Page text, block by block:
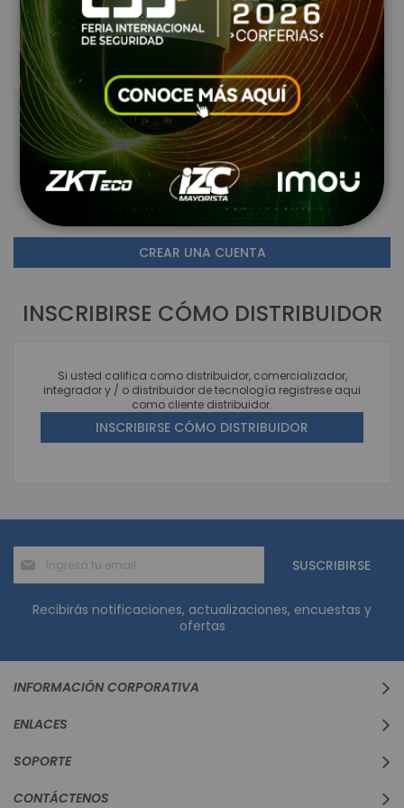
ENTRAR
¿Olvidaste tu contraseña?
NUEVO USUARIO DE PÁGINA
Crear una cuenta tiene beneficios como: comparar
productos, ver listas de deseos e ingresar al Portal de
clientes. Registrarse en este Link no implica su registro
como distribuidor autorizado.
CREAR UNA CUENTA
INSCRIBIRSE CÓMO DISTRIBUIDOR
Si usted califica como distribuidor, comercializador,
integrador y / o distribuidor de tecnología registrese aqui
como cliente distribuidor.
INSCRIBIRSE CÓMO DISTRIBUIDOR
al
boletín
informativo:
SUSCRIBIRSE
Recibirás notificaciones, actualizaciones, encuestas y
ofertas
INFORMACIÓN CORPORATIVA
ENLACES
SOPORTE
CONTÁCTENOS